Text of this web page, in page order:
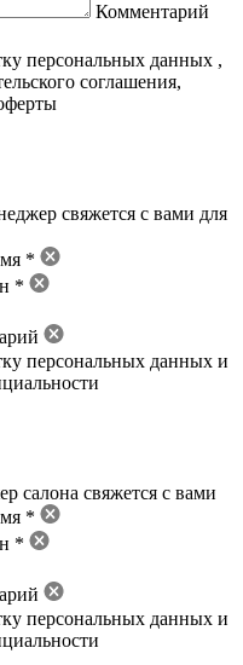
Комментарий
персональных данных ,
соглашения,
свяжется с вами для
*
*
персональных данных и
салона свяжется с вами
*
*
персональных данных и